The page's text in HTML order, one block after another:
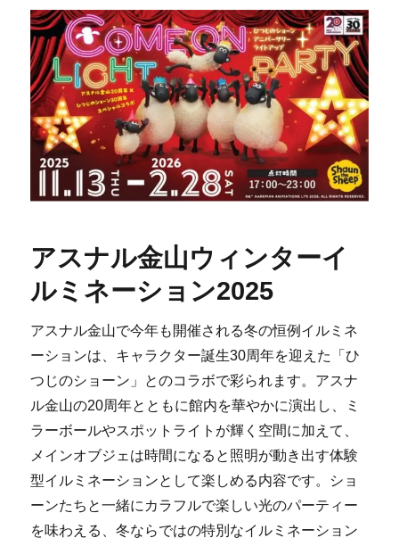
アスナル金山ウィンターイ
ルミネーション2025
アスナル金山で今年も開催される冬の恒例イルミネ
ーションは、キャラクター誕生30周年を迎えた「ひ
つじのショーン」とのコラボで彩られます。アスナ
ル金山の20周年とともに館内を華やかに演出し、ミ
ラーボールやスポットライトが輝く空間に加えて、
メインオブジェは時間になると照明が動き出す体験
型イルミネーションとして楽しめる内容です。ショ
ーンたちと一緒にカラフルで楽しい光のパーティー
を味わえる、冬ならではの特別なイルミネーション